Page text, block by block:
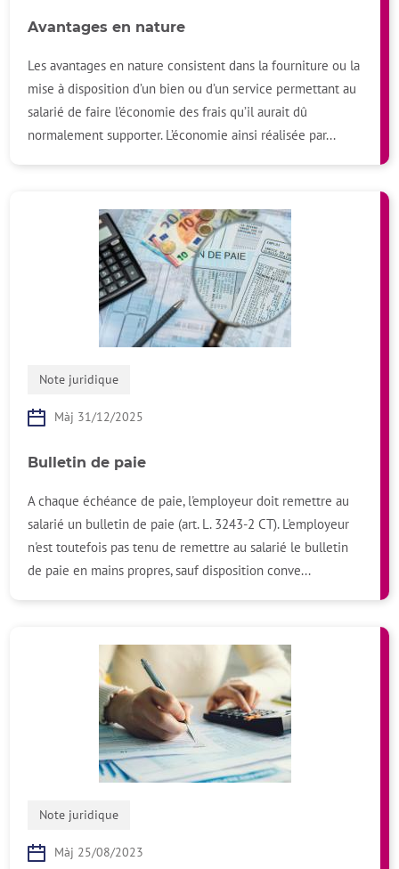
Avantages en nature
Les avantages en nature consistent dans la fourniture ou la
mise à disposition d’un bien ou d’un service permettant au
salarié de faire l’économie des frais qu’il aurait dû
normalement supporter. L’économie ainsi réalisée par...
Note juridique
Màj 31/12/2025
Bulletin de paie
A chaque échéance de paie, l'employeur doit remettre au
salarié un bulletin de paie (art. L. 3243-2 CT). L'employeur
n'est toutefois pas tenu de remettre au salarié le bulletin
de paie en mains propres, sauf disposition conve...
Note juridique
Màj 25/08/2023